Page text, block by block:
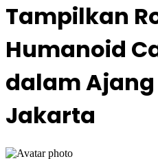
Tampilkan
Humanoid
dalam
Jakarta